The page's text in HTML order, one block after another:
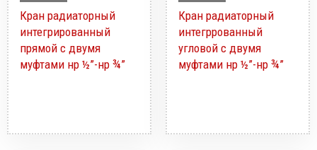
Кран радиаторный
интегрированный
прямой с двумя
муфтами нр ½”-нр ¾”
Кран радиаторный
интегррованный
угловой с двумя
муфтами нр ½”-нр ¾”